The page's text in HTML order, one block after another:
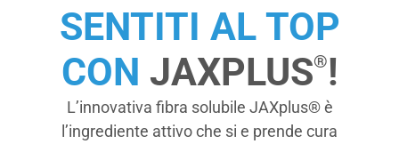
SENTITI AL TOP
CON JAXPLUS®!
L’innovativa fibra solubile JAXplus® è
l’ingrediente attivo che si e prende cura